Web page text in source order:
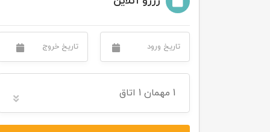
1 مهمان 1 اتاق